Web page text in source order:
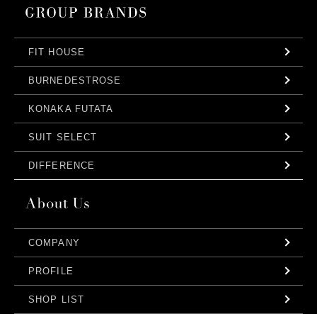
FIT HOUSE
BURNEDESTROSE
KONAKA FUTATA
SUIT SELECT
DIFFERENCE
COMPANY
PROFILE
SHOP LIST